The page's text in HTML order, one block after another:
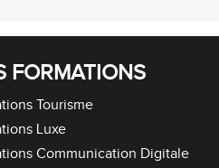
FORMATIONS
Tourisme
Luxe
Communication Digitale